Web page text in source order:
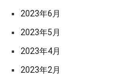
2023年6月
2023年5月
2023年4月
2023年2月